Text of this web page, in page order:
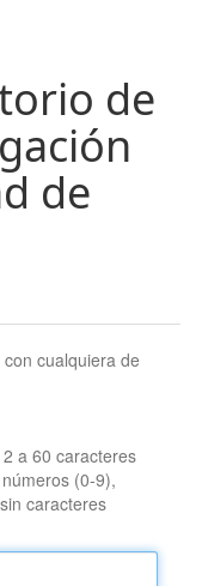
de
de
cualquiera de
a 60 caracteres
(0-9),
caracteres